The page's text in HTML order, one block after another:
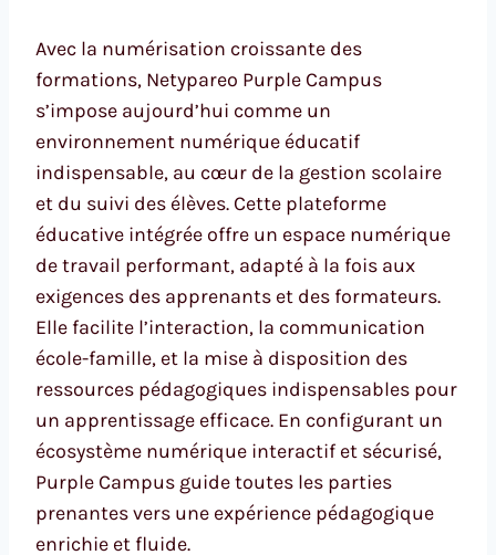
Avec la numérisation croissante des
formations, Netypareo Purple Campus
s’impose aujourd’hui comme un
environnement numérique éducatif
indispensable, au cœur de la gestion scolaire
et du suivi des élèves. Cette plateforme
éducative intégrée offre un espace numérique
de travail performant, adapté à la fois aux
exigences des apprenants et des formateurs.
Elle facilite l’interaction, la communication
école-famille, et la mise à disposition des
ressources pédagogiques indispensables pour
un apprentissage efficace. En configurant un
écosystème numérique interactif et sécurisé,
Purple Campus guide toutes les parties
prenantes vers une expérience pédagogique
enrichie et fluide.